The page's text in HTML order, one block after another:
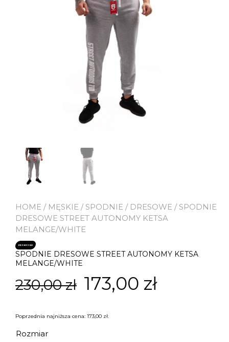
HOME / MĘSKIE / SPODNIE / DRESOWE / SPODNIE
DRESOWE STREET AUTONOMY KETSA
MELANGE/WHITE
PROMOCJA!
SPODNIE DRESOWE STREET AUTONOMY KETSA
MELANGE/WHITE
230,00zł Pierwotna
cena
173,00 zł
Poprzednia najniższa cena: 173,00 zł.
Rozmiar